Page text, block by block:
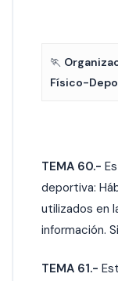
🏃
Físico-
TEMA 60.-
deportiva:
utilizados en
información.
TEMA 61.-